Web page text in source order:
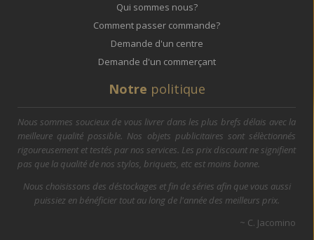
Qui sommes nous?
Comment passer commande?
Demande d'un centre
Demande d'un commerçant
Notre politique
Nous sommes soucieux de vous livrer dans les plus brefs délais avec la
meilleure qualité possible. Nos objets publicitaires sont sélèctionnés
rigoureusement et testés par nos services. Les prix discount ne signifient
pas que la qualité de nos stylos, briquets, etc est moins bonne.
Nous choisissons des déstockages et fin de séries afin que vous aussi
puissiez en bénéficier tout au long de l'année des meilleurs prix.
~ C. Jacomino